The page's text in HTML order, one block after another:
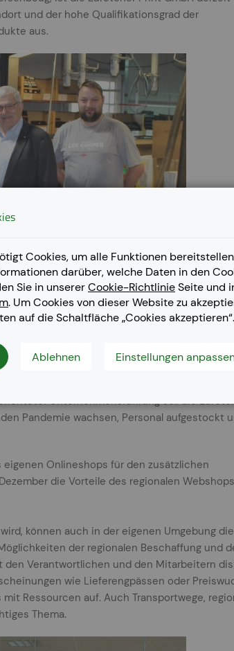
und der hohe Qualifikationsgrad der
aus.
Gerald Mikschovsky, Bürgermeister
Unternehmensführung soll die
Pandemie wachsen, Personal aufgestockt
Onlineshops für den zusätzlichen
die Vorteile des regionalen
können auch in der eigenen Umgebung die
der regionalen Beschaffung und
Verantwortlichen und den Mitarbeitern
wie Lieferengpässen oder
Ressourcen auf. Auch Transportwege,
Thema.
Cookies, um alle Funktionen
darüber, welche Daten in den
Sie in unsererCookie-RichtlinieSeite und
. Um Cookies von dieser Website zu
auf die Schaltfläche „Cookies
Ablehnen Einstellungen